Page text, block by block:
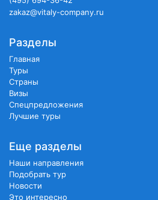
zakaz@vitaly-company.ru
Разделы
Главная
Туры
Страны
Визы
Спецпредложения
Лучшие туры
Еще разделы
Наши направления
Подобрать тур
Новости
Это интересно